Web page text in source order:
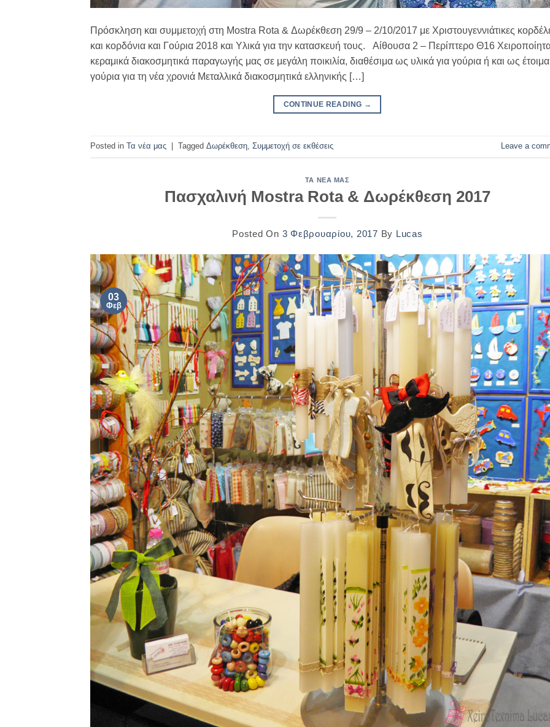
Πρόσκληση και συμμετοχή στη Mostra Rota & Δωρέκθεση 29/9 – 2/10/2017 με Χριστουγεννιάτικες
και κορδόνια και Γούρια 2018 και Υλικά για την κατασκευή τους. Αίθουσα 2 – Περίπτερο Θ16
κεραμικά διακοσμητικά παραγωγής μας σε μεγάλη ποικιλία, διαθέσιμα ως υλικά για γούρια ή και ως έτοιμα
γούρια για τη νέα χρονιά Μεταλλικά διακοσμητικά ελληνικής […]
CONTINUE READING →
Posted in Τα νέα μας Tagged Δωρέκθεση Συμμετοχή σε εκθέσεις Leave a
ΤΑ ΝΈΑ ΜΑΣ
Πασχαλινή Mostra Rota & Δωρέκθεση 2017
Posted On 3 Φεβρουαρίου, 2017 By Lucas
03
Φεβ